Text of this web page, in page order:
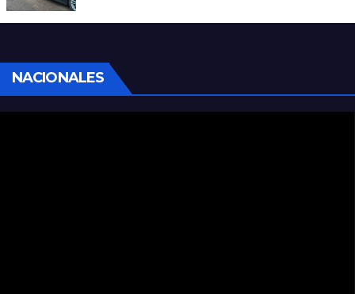
NACIONALES